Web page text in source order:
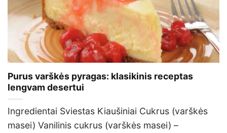
Purus varškės pyragas: klasikinis receptas
lengvam desertui
Ingredientai Sviestas Kiaušiniai Cukrus (varškės
masei) Vanilinis cukrus (varškės masei) –